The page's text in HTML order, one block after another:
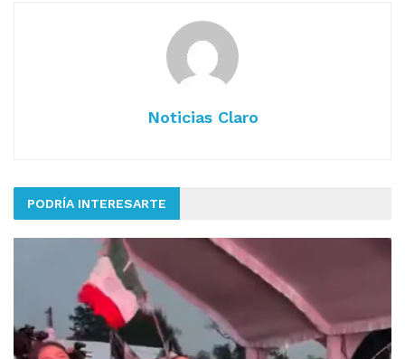
Noticias Claro
PODRÍA INTERESARTE